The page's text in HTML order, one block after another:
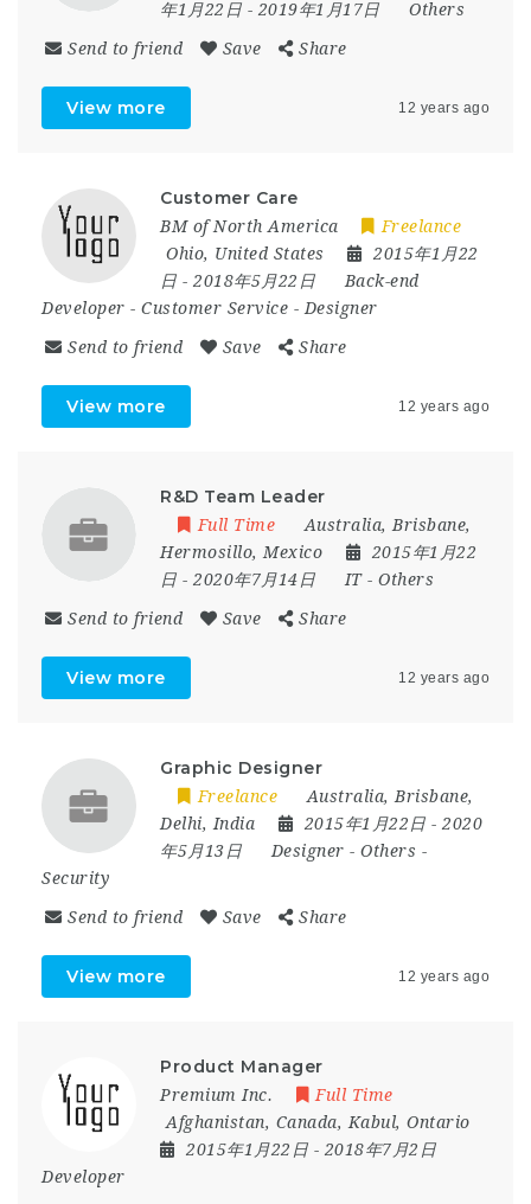
年1月22日 - 2019年1月17日 Others
Send to friend Save Share
View more 12 years ago
Customer Care
BM of North America
Freelance
Ohio, United States
2015年1月22
日 - 2018年5月22日
Back-end
Developer - Customer Service - Designer
Send to friend Save Share
View more 12 years ago
R&D Team Leader
Full Time Australia, Brisbane,
Hermosillo, Mexico
2015年1月22
日 - 2020年7月14日 IT- Others
Send to friend Save Share
View more 12 years ago
Graphic Designer
Freelance Australia, Brisbane,
Delhi, India 2015年1月22日 - 2020
年5月13日
Designer - Others -
Security
Send to friend Save Share
View more 12 years ago
Product Manager
Premium Inc.
Full Time
Afghanistan, Canada, Kabul, Ontario
2015年1月22日 - 2018年7月2日
Developer